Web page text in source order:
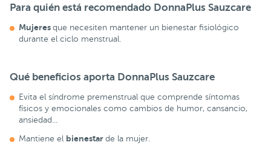
Para quién está recomendado DonnaPlus Sauzcare
Mujeres que necesiten mantener un bienestar fisiológico
durante el ciclo menstrual.
Qué beneficios aporta DonnaPlus Sauzcare
Evita el síndrome premenstrual que comprende síntomas
físicos y emocionales como cambios de humor, cansancio,
ansiedad...
Mantiene el bienestar de la mujer.